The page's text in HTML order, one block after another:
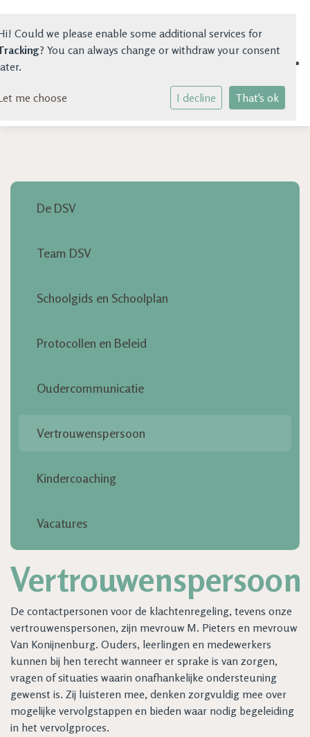
Home
Praktische Info
De DSV
Team DSV
Schoolgids en Schoolplan
Protocollen en Beleid
Oudercommunicatie
Vertrouwenspersoon
Kindercoaching
Vacatures
Vertrouwenspersoon
De contactpersonen voor de klachtenregeling, tevens onze
vertrouwenspersonen, zijn mevrouw M. Pieters en mevrouw
Van Konijnenburg. Ouders, leerlingen en medewerkers
kunnen bij hen terecht wanneer er sprake is van zorgen,
vragen of situaties waarin onafhankelijke ondersteuning
gewenst is. Zij luisteren mee, denken zorgvuldig mee over
mogelijke vervolgstappen en bieden waar nodig begeleiding
in het vervolgproces.
Could we please enable some additional services for
? You can always change or withdraw your consent
me choose I decline That's ok